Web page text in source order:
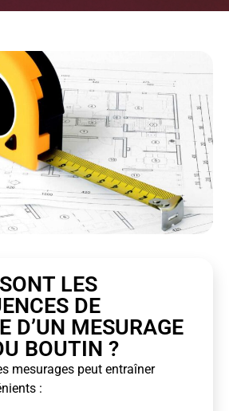
LES
DE
D’UN MESURAGE
BOUTIN ?
mesurages peut entraîner
: